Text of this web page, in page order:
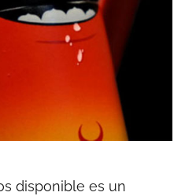
disponible es un